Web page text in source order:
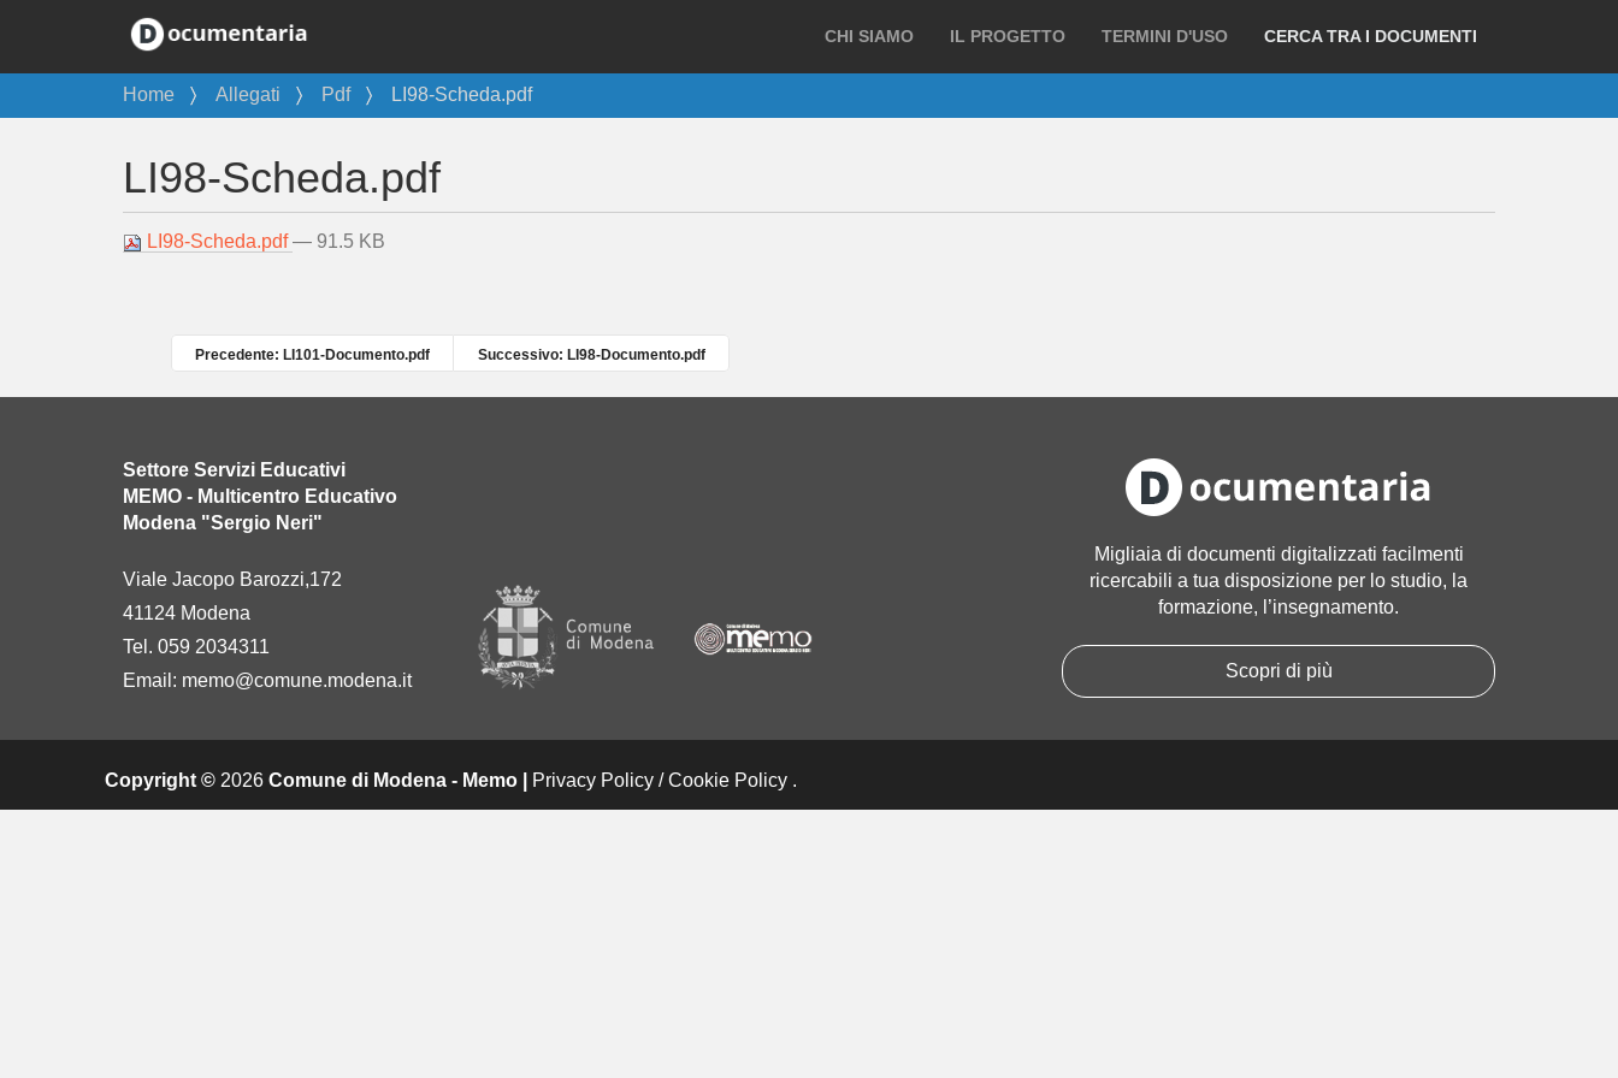
CHI SIAMO IL PROGETTO TERMINI D'USO CERCA TRA I DOCUMENTI
T
u
u
Home Allegati Pdf LI98-Scheda.pdf
LI98-Scheda.pdf
LI98-Scheda.pdf— 91.5 KB
Precedente: LI101-Documento.pdf Successivo: LI98-Documento.pdf
Settore Servizi Educativi
MEMO - Multicentro Educativo
Modena "Sergio Neri"
Viale Jacopo Barozzi,172
41124 Modena
Tel. 059 2034311
Email: memo@comune.modena.it
Migliaia di documenti digitalizzati facilmenti
ricercabili a tua disposizione per lo studio, la
formazione, l’insegnamento.
Scopri di più
Copyright © 2026 Comune di Modena - Memo | Privacy Policy /Cookie Policy .